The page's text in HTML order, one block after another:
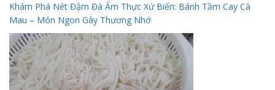
Khám Phá Nét Đậm Đà Ẩm Thực Xứ Biển: Bánh Tầm Cay Cà
Mau – Món Ngon Gây Thương Nhớ